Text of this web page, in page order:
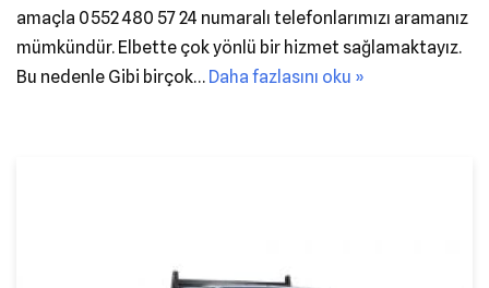
amaçla 0552 480 57 24 numaralı telefonlarımızı aramanız
mümkündür. Elbette çok yönlü bir hizmet sağlamaktayız.
Bu nedenle Gibi birçok… Daha fazlasını oku »